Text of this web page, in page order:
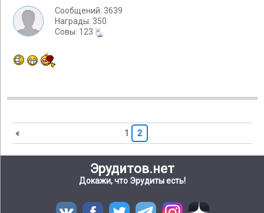
Сообщений: 3639
Награды: 350
Cовы: 123
« 1 2
Эрудитов.нет
Докажи, что Эрудиты есть!